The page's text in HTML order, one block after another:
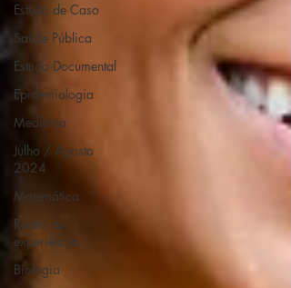
Estudo de Caso
Saúde Pública
Estudo Documental
Epidemiologia
Medicina
Julho / Agosto
2024
Matemática
Relato de
experiência
Biologia